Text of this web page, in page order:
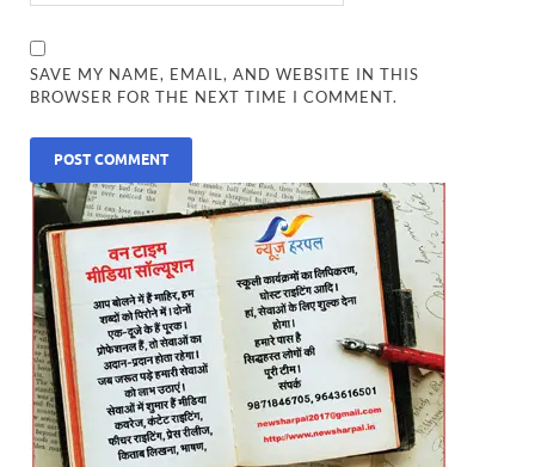
SAVE MY NAME, EMAIL, AND WEBSITE IN THIS
BROWSER FOR THE NEXT TIME I COMMENT.